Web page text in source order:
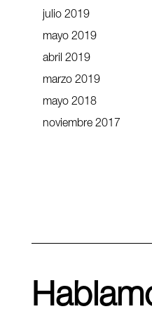
julio 2019
mayo 2019
abril 2019
marzo 2019
mayo 2018
noviembre 2017